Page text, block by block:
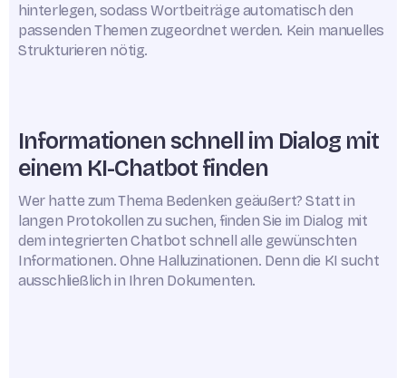
hinterlegen, sodass Wortbeiträge automatisch den
passenden Themen zugeordnet werden. Kein manuelles
Strukturieren nötig.
Informationen schnell im Dialog mit
einem KI-Chatbot finden
Wer hatte zum Thema Bedenken geäußert? Statt in
langen Protokollen zu suchen, finden Sie im Dialog mit
dem integrierten Chatbot schnell alle gewünschten
Informationen. Ohne Halluzinationen. Denn die KI sucht
ausschließlich in Ihren Dokumenten.